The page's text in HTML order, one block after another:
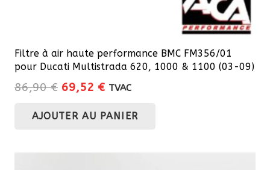
Filtre à air haute performance BMC FM356/01
pour Ducati Multistrada 620, 1000 & 1100 (03-09)
86,90€ Le
initial
86,90 €.
69,52 €Le
actuel
69,52 €.
TVAC
AJOUTER AU PANIER